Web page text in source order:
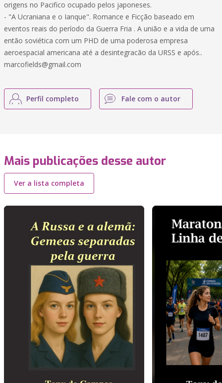
origens no Pacifico ocupado pelos japoneses.
- "A Ucraniana e o Ianque". Romance e Ficção baseado em
eventos reais do período da Guerra Fria . A união e a vida de uma
então soviética com um PHD de uma poderosa empresa
aeroespacial americana até a desintegracão da URSS e após..
marcofields@gmail.com
Perfil completo Fale com o autor
Mais publicações desse autor
Ver a lista completa